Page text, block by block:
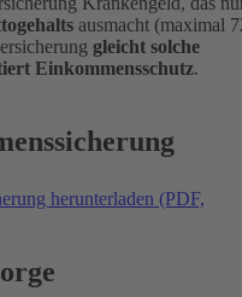
ausmacht (maximal
gleicht solche
Einkommensschutz.
herunterladen (PDF,